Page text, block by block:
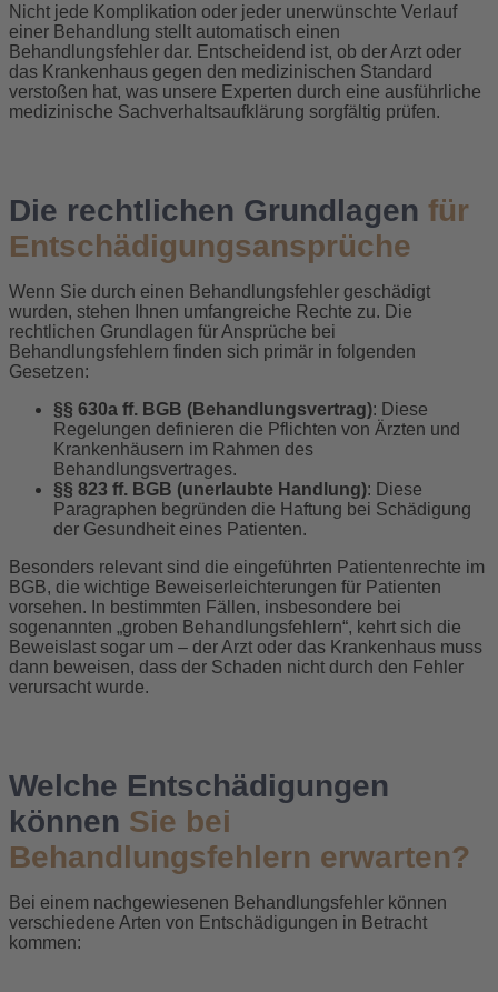
Nicht jede Komplikation oder jeder unerwünschte Verlauf
einer Behandlung stellt automatisch einen
Behandlungsfehler dar. Entscheidend ist, ob der Arzt oder
das Krankenhaus gegen den medizinischen Standard
verstoßen hat, was unsere Experten durch eine ausführliche
medizinische Sachverhaltsaufklärung sorgfältig prüfen.
Die rechtlichen Grundlagen für
Entschädigungsansprüche
Wenn Sie durch einen Behandlungsfehler geschädigt
wurden, stehen Ihnen umfangreiche Rechte zu. Die
rechtlichen Grundlagen für Ansprüche bei
Behandlungsfehlern finden sich primär in folgenden
Gesetzen:
§§ 630a ff. BGB (Behandlungsvertrag): Diese
Regelungen definieren die Pflichten von Ärzten und
Krankenhäusern im Rahmen des
Behandlungsvertrages.
§§ 823 ff. BGB (unerlaubte Handlung): Diese
Paragraphen begründen die Haftung bei Schädigung
der Gesundheit eines Patienten.
Besonders relevant sind die eingeführten Patientenrechte im
BGB, die wichtige Beweiserleichterungen für Patienten
vorsehen. In bestimmten Fällen, insbesondere bei
sogenannten „groben Behandlungsfehlern“, kehrt sich die
Beweislast sogar um – der Arzt oder das Krankenhaus muss
dann beweisen, dass der Schaden nicht durch den Fehler
verursacht wurde.
Welche Entschädigungen
können Sie bei
Behandlungsfehlern erwarten?
Bei einem nachgewiesenen Behandlungsfehler können
verschiedene Arten von Entschädigungen in Betracht
kommen: